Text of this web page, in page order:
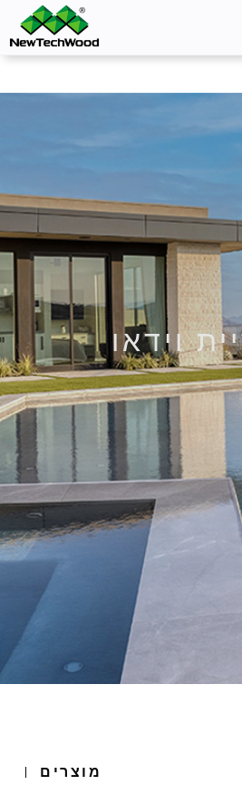
English (United
简体中文
Français
English
English (South
English (United
Espanol (Mexico)
English
English (Sri
Español (South
וידאו
מוצרים